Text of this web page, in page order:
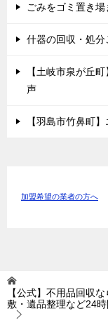
ごみをゴミ置き
什器の回収・処
【土岐市泉が丘
声
【羽島市竹鼻町
加盟希望の業者の方へ
【公式】不用品回収
敷・遺品整理など24時